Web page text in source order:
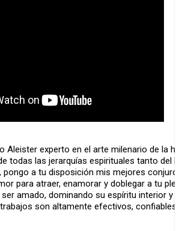
Aleister experto en el arte milenario de la
todas las jerarquías espirituales tanto del
pongo a tu disposición mis mejores conjuros
para atraer, enamorar y doblegar a tu plena
amado, dominando su espíritu interior y su
son altamente efectivos, confiables,